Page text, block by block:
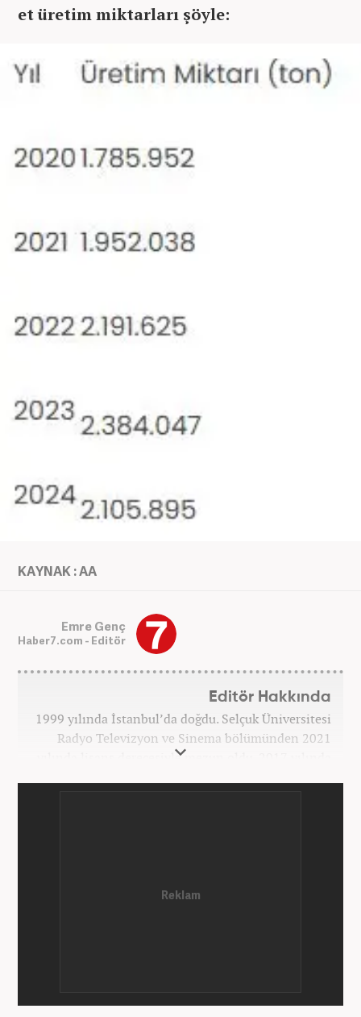
et üretim miktarları şöyle:
KAYNAK : AA
Emre Genç
Haber7.com - Editör
Editör Hakkında
1999 yılında İstanbul’da doğdu. Selçuk Üniversitesi
Radyo Televizyon ve Sinema bölümünden 2021
yılında lisans derecesiyle mezun oldu. 2017 yılında
Kanal 7 Medya Grubu’na bağlı Haber7.com’da editör